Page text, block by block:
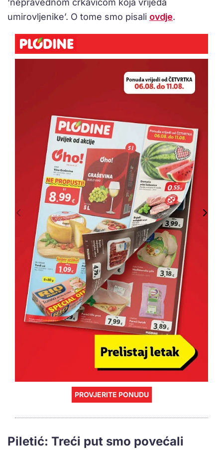
‘nepravednom crkavicom koja vrijeđa
umirovljenike’. O tome smo pisali ovdje.
PROVJERITE PONUDU
Piletić: Treći put smo povećali